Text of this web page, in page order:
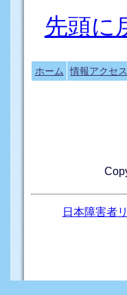
先頭に
ホーム 情報アクセス
日本障害者